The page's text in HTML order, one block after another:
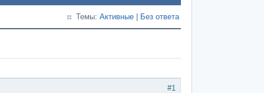
Темы: Активные Без ответа
#1